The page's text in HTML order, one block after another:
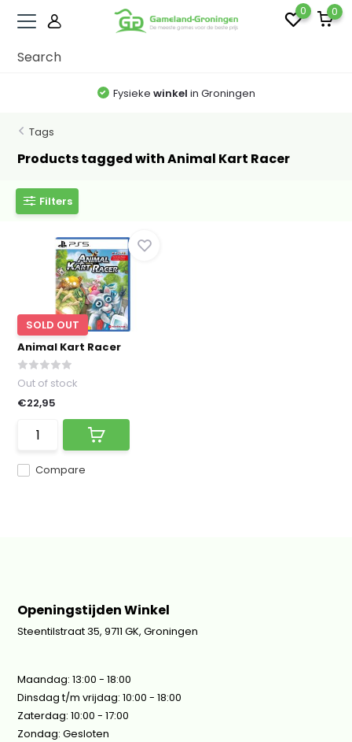
0 0
Fysieke winkel in Groningen
Tags
Products tagged with Animal Kart Racer
Filters
SOLD OUT
Animal Kart Racer
Compare
Out of stock
€22,95
Openingstijden Winkel
Steentilstraat 35, 9711 GK, Groningen
Maandag: 13:00 - 18:00
Dinsdag t/m vrijdag: 10:00 - 18:00
Zaterdag: 10:00 - 17:00
Zondag: Gesloten